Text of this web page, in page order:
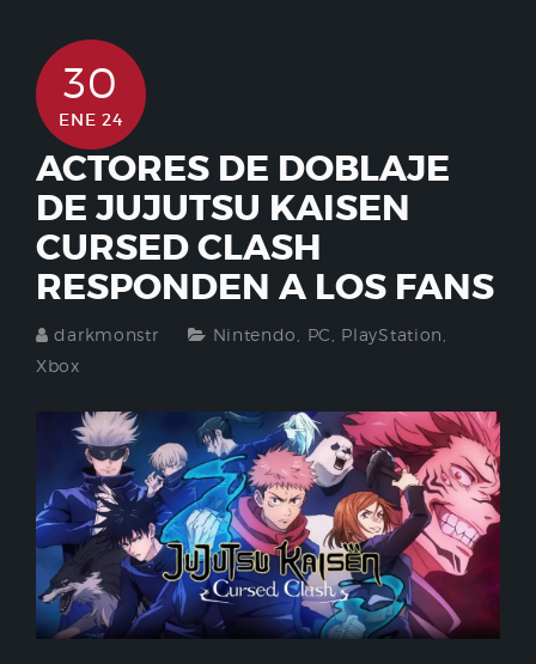
30
ENE 24
ACTORES DE DOBLAJE
DE JUJUTSU KAISEN
CURSED CLASH
RESPONDEN A LOS FANS
darkmonstr Nintendo PC PlayStation
Xbox